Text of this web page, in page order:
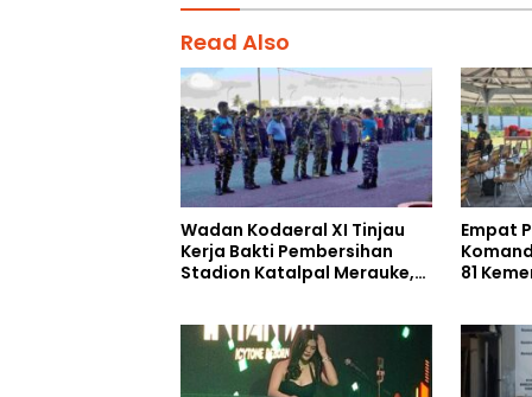
Read Also
Wadan Kodaeral XI Tinjau
Kerja Bakti Pembersihan
Stadion Katalpal Merauke,
Empat
81